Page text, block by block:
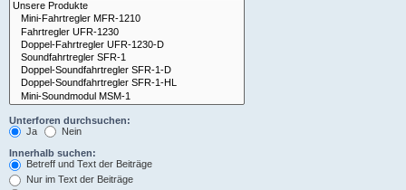
Unterforen durchsuchen:
Ja
Nein
Innerhalb suchen:
Betreff und Text der Beiträge
Nur im Text der Beiträge